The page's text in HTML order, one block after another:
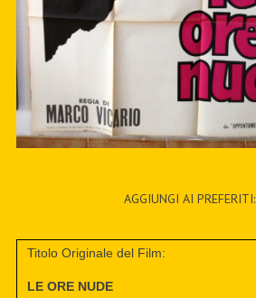
AGGIUNGI AI PREFERITI:
Titolo Originale del Film:
LE ORE NUDE